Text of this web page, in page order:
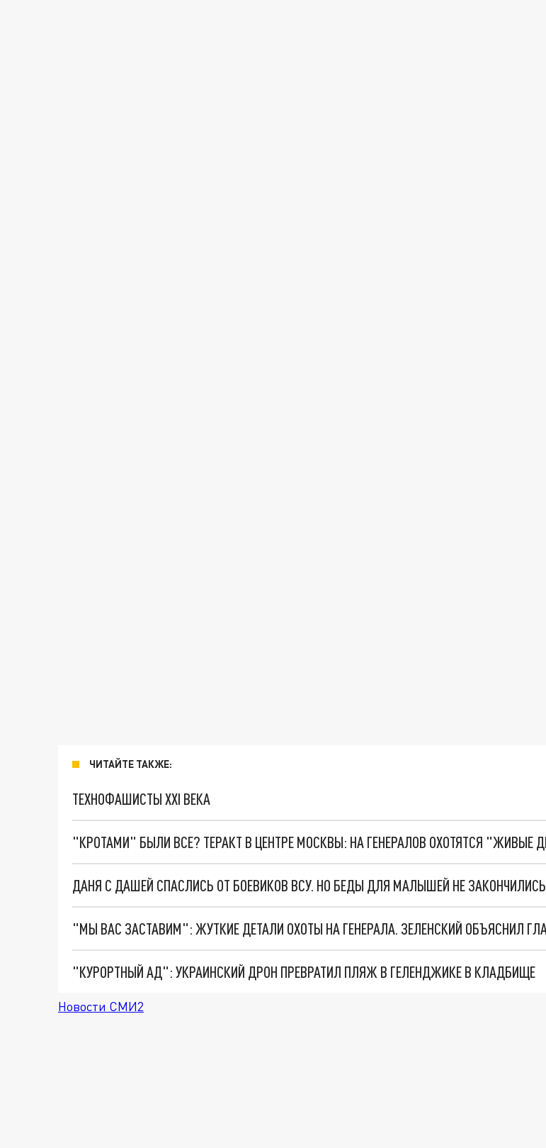
ЧИТАЙТЕ ТАКЖЕ:
ТЕХНОФАШИСТЫ XXI ВЕКА
"КРОТАМИ" БЫЛИ ВСЕ? ТЕРАКТ В ЦЕНТРЕ МОСКВЫ: НА ГЕНЕРАЛОВ ОХОТЯТСЯ "ЖИВЫЕ
ДАНЯ С ДАШЕЙ СПАСЛИСЬ ОТ БОЕВИКОВ ВСУ. НО БЕДЫ ДЛЯ МАЛЫШЕЙ НЕ ЗАКОНЧИЛИСЬ
"КУРОРТНЫЙ АД": УКРАИНСКИЙ ДРОН ПРЕВРАТИЛ ПЛЯЖ В ГЕЛЕНДЖИКЕ В КЛАДБИЩЕ
Новости СМИ2